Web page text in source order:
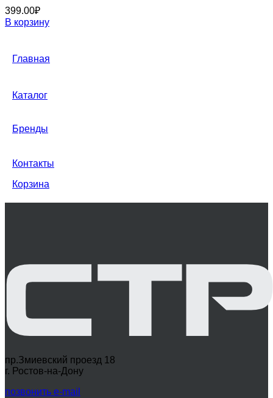
399.00₽
В корзину
Главная
Каталог
Бренды
Контакты
Корзина
пр.Змиевский проезд 18
г. Ростов-на-Дону
позвонить e-mail